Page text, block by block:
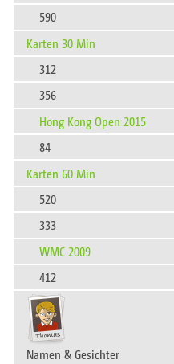
590
Karten 30 Min
312
356
Hong Kong Open 2015
84
Karten 60 Min
520
333
WMC 2009
412
Namen & Gesichter